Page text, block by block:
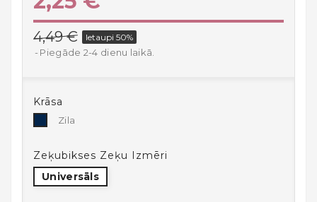
Mājai
Virtuves
Preces
Brīvais
Laiks
Un
Bērniem
Un
4,49 € Ietaupi 50%
Piegāde 2-4 dienu laikā.
Krāsa
ZilaZila
Zeķubikses Zeķu Izmēri
Universāls